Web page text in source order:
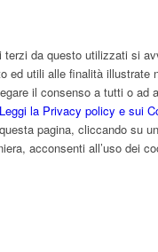
da questo utilizzati si
ed utili alle finalità illustrate
il consenso a tutti o ad
Leggi la Privacy policy e sui
pagina, cliccando su
acconsenti all’uso dei